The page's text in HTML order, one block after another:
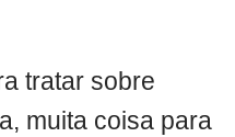
tratar sobre
muita coisa para